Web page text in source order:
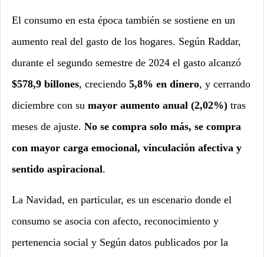
El consumo en esta época también se sostiene en un
aumento real del gasto de los hogares. Según Raddar,
durante el segundo semestre de 2024 el gasto alcanzó
$578,9 billones, creciendo 5,8% en dinero, y cerrando
diciembre con su mayor aumento anual (2,02%) tras
meses de ajuste. No se compra solo más, se compra
con mayor carga emocional, vinculación afectiva y
sentido aspiracional.
La Navidad, en particular, es un escenario donde el
consumo se asocia con afecto, reconocimiento y
pertenencia social y Según datos publicados por la